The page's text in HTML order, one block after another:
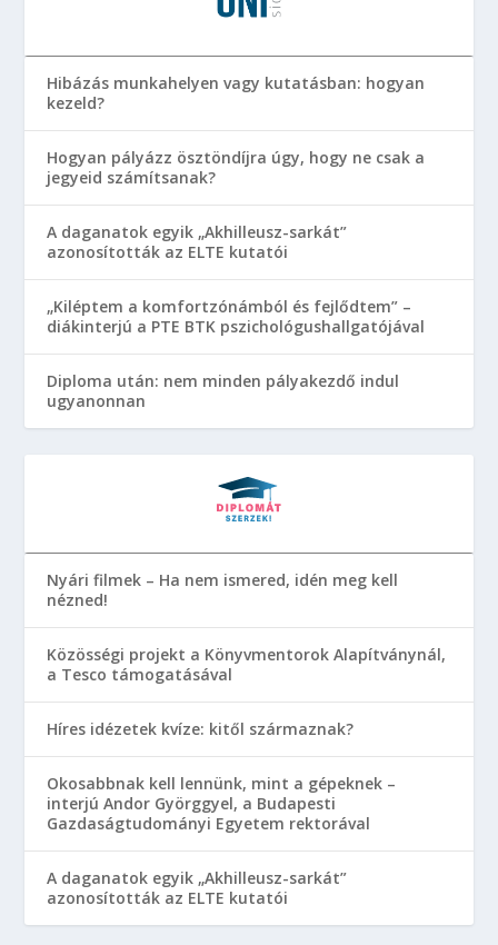
Hibázás munkahelyen vagy kutatásban: hogyan
kezeld?
Hogyan pályázz ösztöndíjra úgy, hogy ne csak a
jegyeid számítsanak?
A daganatok egyik „Akhilleusz-sarkát”
azonosították az ELTE kutatói
„Kiléptem a komfortzónámból és fejlődtem” –
diákinterjú a PTE BTK pszichológushallgatójával
Diploma után: nem minden pályakezdő indul
ugyanonnan
Nyári filmek – Ha nem ismered, idén meg kell
nézned!
Közösségi projekt a Könyvmentorok Alapítványnál,
a Tesco támogatásával
Híres idézetek kvíze: kitől származnak?
Okosabbnak kell lennünk, mint a gépeknek –
interjú Andor Györggyel, a Budapesti
Gazdaságtudományi Egyetem rektorával
A daganatok egyik „Akhilleusz-sarkát”
azonosították az ELTE kutatói